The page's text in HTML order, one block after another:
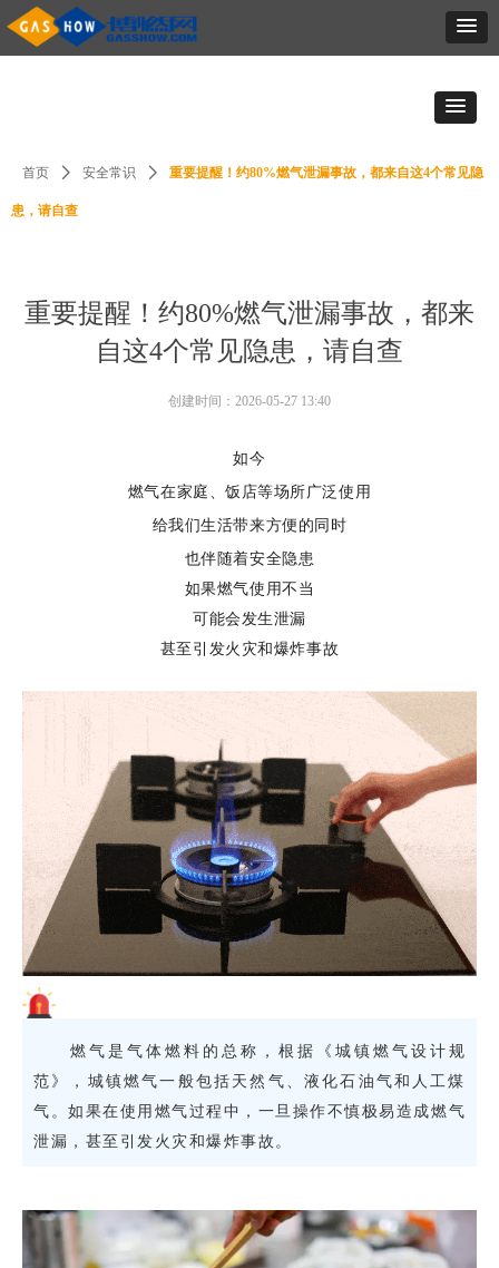
首页 ꄲ 安全常识 ꄲ 重要提醒！约80%燃气泄漏事故，都来自这4个常见隐
患，请自查
重要提醒！约80%燃气泄漏事故，都来
自这4个常见隐患，请自查
创建时间： 2026-05-27 13:40
如今
燃气在家庭、饭店等场所广泛使用
给我们生活带来方便的同时
也伴随着安全隐患
如果燃气使用不当
可能会发生泄漏
甚至 引发火灾和爆炸事故
燃气是气体燃料的总称，根据《城镇燃气设计规
范》，城镇燃气一般包括天然气、液化石油气和人工煤
气。如果在使用燃气过程中，一旦操作不慎极易造成燃气
泄漏，甚至引发火灾和爆炸事故。